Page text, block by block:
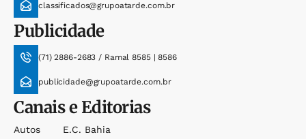
classificados@grupoatarde.com.br
Publicidade
(71) 2886-2683 / Ramal 8585 | 8586
publicidade@grupoatarde.com.br
Canais e Editorias
Autos
E.c. Bahia